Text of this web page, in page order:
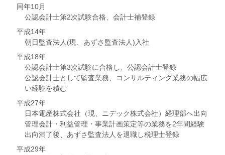
同年10月
公認会計士第2次試験合格、会計士補登録
平成14年
朝日監査法人(現、あずさ監査法人)入社
平成18年
公認会計士第3次試験に合格し、公認会計士登録
公認会計士として監査業務、コンサルティング業務の幅広
い経験を積む
平成27年
日本電産株式会社（現、ニデック株式会社）経理部へ出向
管理会計・利益管理・事業計画策定等の業務を2年間経験
出向満了後、あずさ監査法人を退職し税理士登録
平成29年